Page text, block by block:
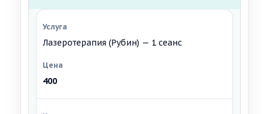
Лазеротерапия (Рубин) — 1 сеанс
400